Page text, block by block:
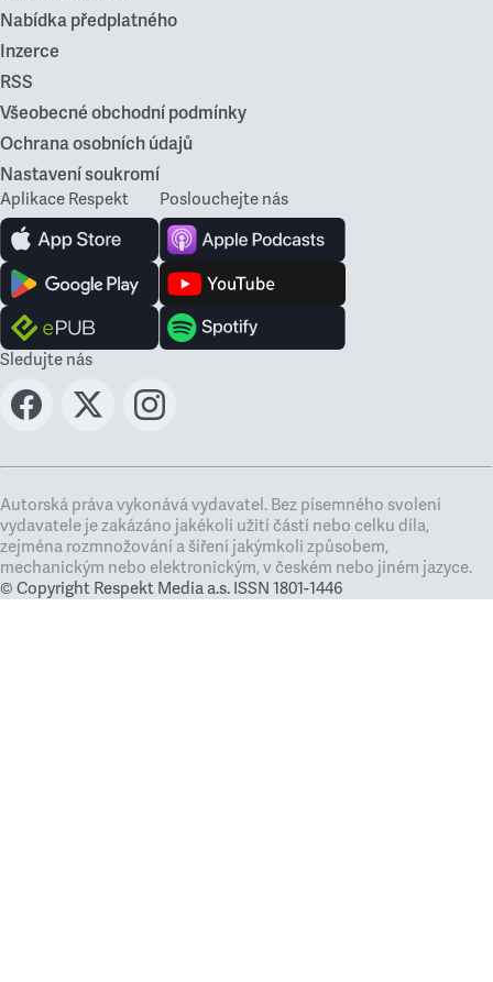
Nabídka předplatného
Inzerce
RSS
Všeobecné obchodní podmínky
Ochrana osobních údajů
Nastavení soukromí
Aplikace Respekt Poslouchejte nás
Sledujte nás
Autorská práva vykonává vydavatel. Bez písemného svolení
vydavatele je zakázáno jakékoli užití částí nebo celku díla,
zejména rozmnožování a šíření jakýmkoli způsobem,
mechanickým nebo elektronickým, v českém nebo jiném jazyce.
© Copyright Respekt Media a.s. ISSN 1801-1446